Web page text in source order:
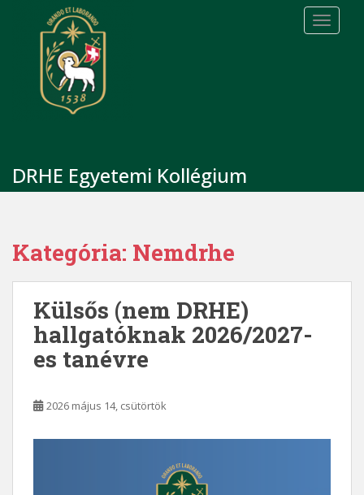
c
DRHE Egyetemi Kollégium
Kategória: Nemdrhe
Külsős (nem DRHE)
hallgatóknak 2026/2027-
es tanévre
2026 május 14, csütörtök